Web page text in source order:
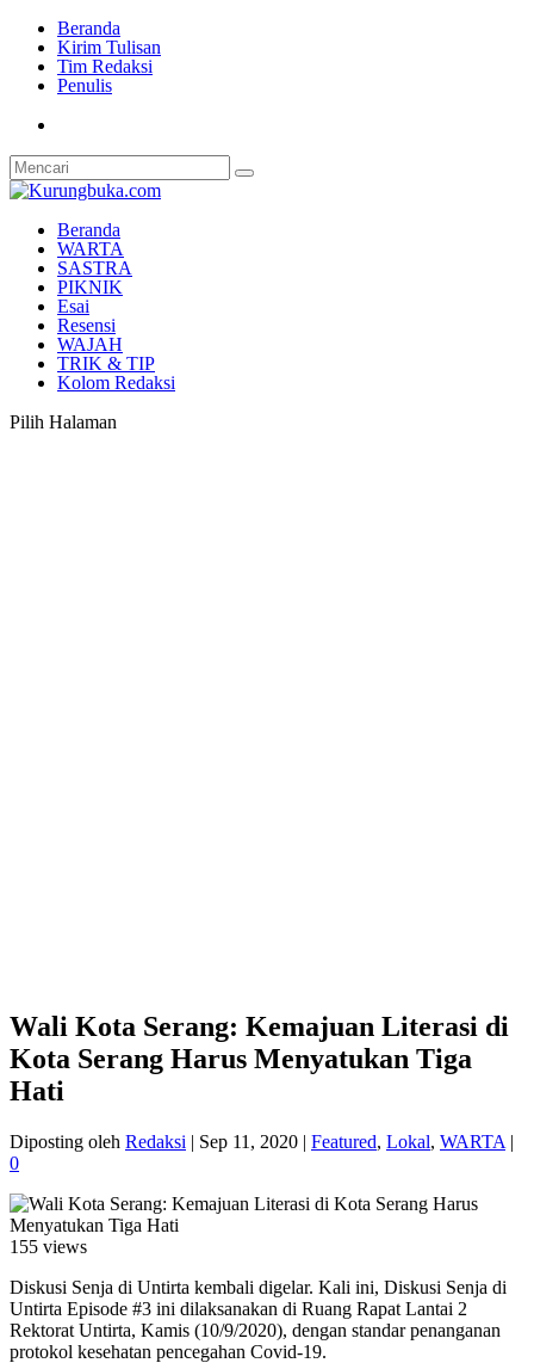
Beranda
Kirim Tulisan
Tim Redaksi
Penulis
Beranda
WARTA
SASTRA
PIKNIK
Esai
Resensi
WAJAH
TRIK & TIP
Kolom Redaksi
Pilih Halaman
Wali Kota Serang: Kemajuan Literasi di
Kota Serang Harus Menyatukan Tiga
Hati
Diposting oleh Redaksi | Sep 11, 2020 | Featured, Lokal, WARTA |
0
155 views
Diskusi Senja di Untirta kembali digelar. Kali ini, Diskusi Senja di
Untirta Episode #3 ini dilaksanakan di Ruang Rapat Lantai 2
Rektorat Untirta, Kamis (10/9/2020), dengan standar penanganan
protokol kesehatan pencegahan Covid-19.